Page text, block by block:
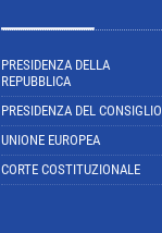
PRESIDENZA DELLA
REPUBBLICA
PRESIDENZA DEL CONSIGLIO
UNIONE EUROPEA
CORTE COSTITUZIONALE